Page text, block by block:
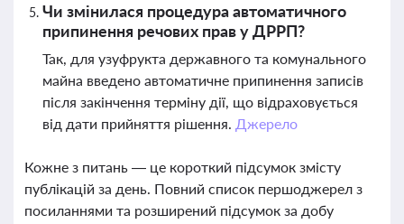
Чи змінилася процедура автоматичного
припинення речових прав у ДРРП?
Так, для узуфрукта державного та комунального
майна введено автоматичне припинення записів
після закінчення терміну дії, що відраховується
від дати прийняття рішення. Джерело
Кожне з питань — це короткий підсумок змісту
публікацій за день. Повний список першоджерел з
посиланнями та розширений підсумок за добу